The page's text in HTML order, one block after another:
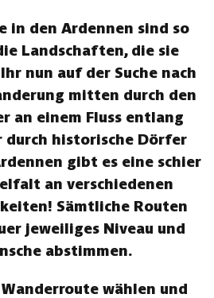
in den Ardennen sind so
Landschaften, die sie
nun auf der Suche nach
mitten durch den
an einem Fluss entlang
durch historische Dörfer
gibt es eine schier
an verschiedenen
Sämtliche Routen
jeweiliges Niveau und
abstimmen.
Wanderroute wählen und